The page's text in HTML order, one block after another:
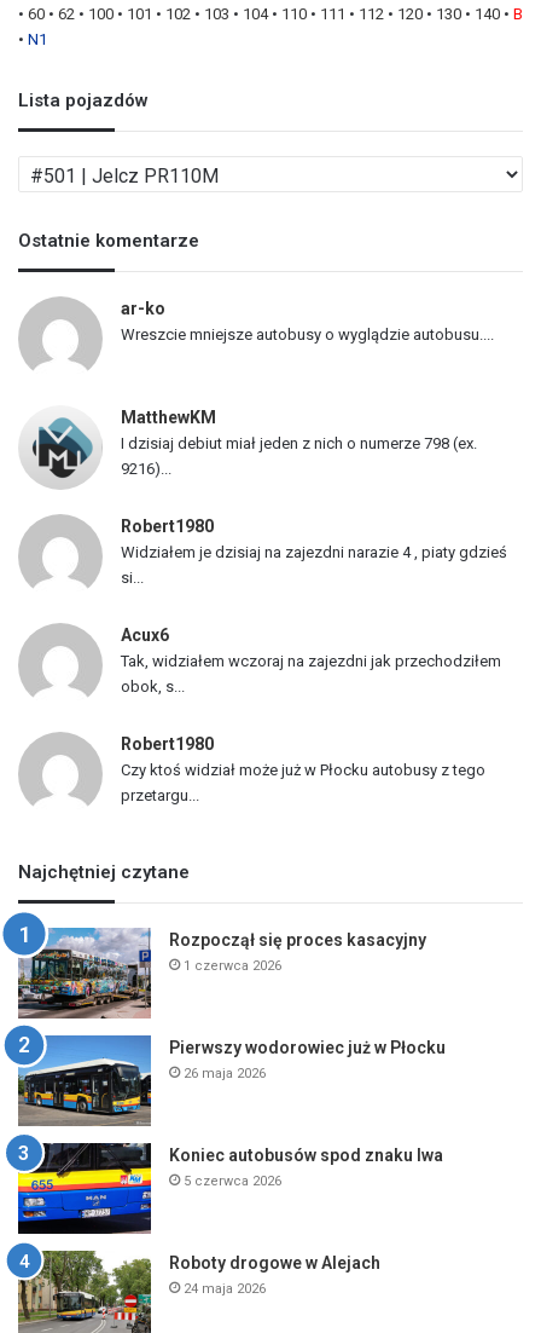
• 60 • 62 • 100 • 101 • 102 • 103 • 104• 110 • 111 • 112 • 120 • 130 • 140 • B
• N1
Lista pojazdów
i
t
a
o
j
w
Ostatnie komentarze
ar-ko
Wreszcie mniejsze autobusy o wyglądzie autobusu....
MatthewKM
I dzisiaj debiut miał jeden z nich o numerze 798 (ex.
9216)...
Robert1980
Widziałem je dzisiaj na zajezdni narazie 4 , piaty gdzieś
si...
Acux6
Tak, widziałem wczoraj na zajezdni jak przechodziłem
obok, s...
Robert1980
Czy ktoś widział może już w Płocku autobusy z tego
przetargu...
Najchętniej czytane
Rozpoczął się proces kasacyjny
1 czerwca 2026
Pierwszy wodorowiec już w Płocku
26 maja 2026
Koniec autobusów spod znaku lwa
5 czerwca 2026
Roboty drogowe w Alejach
24 maja 2026